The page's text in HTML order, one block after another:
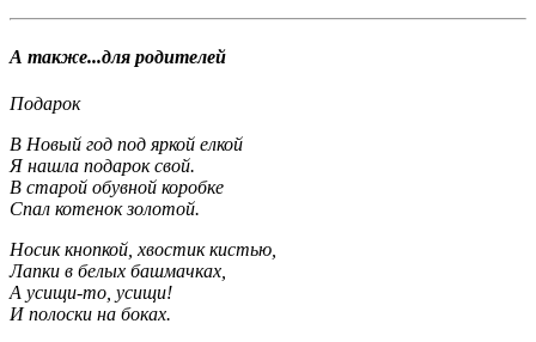
А также...для родителей
Подарок
В Новый год под яркой елкой
Я нашла подарок свой.
В старой обувной коробке
Спал котенок золотой.
Носик кнопкой, хвостик кистью,
Лапки в белых башмачках,
А усищи-то, усищи!
И полоски на боках.